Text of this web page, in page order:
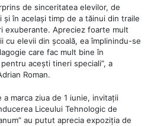
de sinceritatea elevilor, de
în același timp de a tăinui din traile
exuberante. Apreciez foarte mult
cu elevii din școală, ea împlinindu-se
care fac mult bine în
acești tineri speciali”, a
Roman.
marca ziua de 1 iunie, invitații
Liceului Tehnologic de
au putut aprecia expoziția de